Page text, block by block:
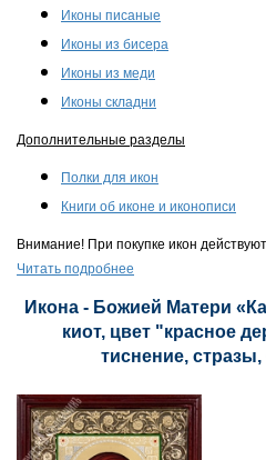
Иконы писаные
Иконы из бисера
Иконы из меди
Иконы складни
Дополнительные разделы
Полки для икон
Книги об иконе и иконописи
Внимание! При покупке икон
Читать подробнее
Икона - Божией Матери
киот, цвет "красное
тиснение, стразы,